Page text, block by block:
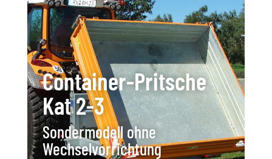
Container-Pritsche
Kat 2-3
Sondermodell ohne
Wechselvorrichtung